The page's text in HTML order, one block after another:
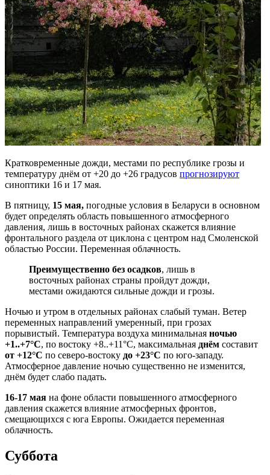
Кратковременные дожди, местами по республике грозы и
температуру днём от +20 до +26 градусов прогнозируют
синоптики 16 и 17 мая.
В пятницу, 15 мая, погодные условия в Беларуси в основном
будет определять область повышенного атмосферного
давления, лишь в восточных районах скажется влияние
фронтального раздела от циклона с центром над Смоленской
областью России. Переменная облачность.
Преимущественно без осадков, лишь в
восточных районах страны пройдут дожди,
местами ожидаются сильные дожди и грозы.
Ночью и утром в отдельных районах слабый туман. Ветер
переменных направлений умеренный, при грозах
порывистый. Температура воздуха минимальная ночью
+1..+7°С, по востоку +8..+11°С, максимальная днём составит
от +12°С по северо-востоку до +23°С по юго-западу.
Атмосферное давление ночью существенно не изменится,
днём будет слабо падать.
16-17 мая на фоне области повышенного атмосферного
давления скажется влияние атмосферных фронтов,
смещающихся с юга Европы. Ожидается переменная
облачность.
Суббота